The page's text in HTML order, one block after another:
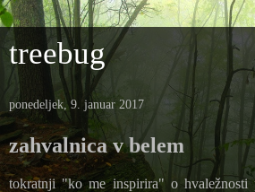
treebug
ponedeljek, 9. januar 2017
zahvalnica v belem
tokratnji "ko me inspirira" o